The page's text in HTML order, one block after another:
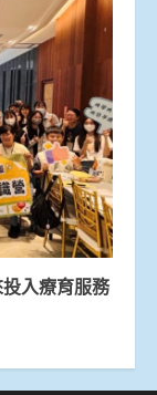
入療育服務